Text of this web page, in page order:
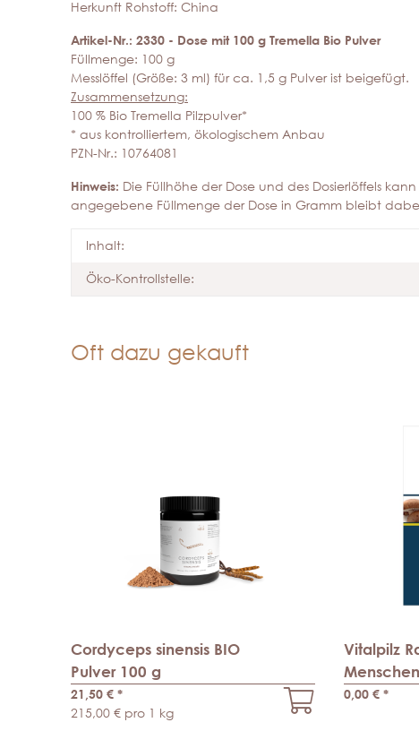
Herkunft Rohstoff: China
Artikel-Nr.: 2330 - Dose mit 100 g Tremella Bio Pulver
Füllmenge: 100 g
Messlöffel (Größe: 3 ml) für ca. 1,5 g Pulver ist beigefügt.
Zusammensetzung:
100 % Bio Tremella Pilzpulver*
* aus kontrolliertem, ökologischem Anbau
PZN-Nr.: 10764081
Hinweis: Die Füllhöhe der Dose und des Dosierlöffels
angegebene Füllmenge der Dose in Gramm bleibt
Inhalt:
Öko-Kontrollstelle:
Oft dazu gekauft
Cordyceps sinensis BIO
Pulver 100 g
21,50 € *
215,00 € pro 1 kg
Vitalpilz
Menschen
0,00 € *